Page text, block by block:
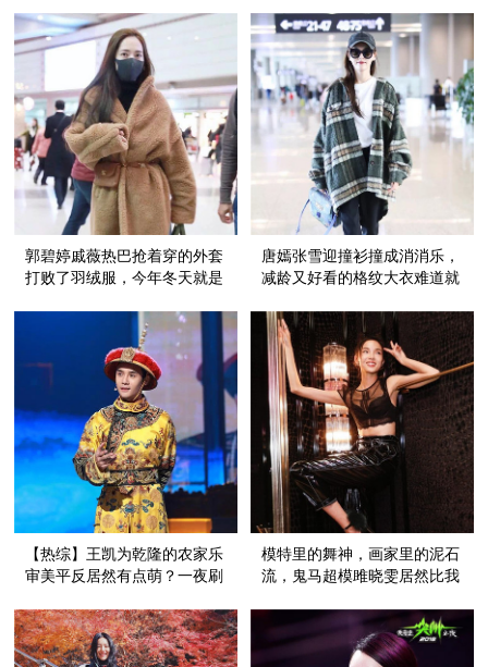
郭碧婷戚薇热巴抢着穿的外套
打败了羽绒服，今年冬天就是
唐嫣张雪迎撞衫撞成消消乐，
减龄又好看的格纹大衣难道就
【热综】王凯为乾隆的农家乐
审美平反居然有点萌？一夜刷
明星！
模特里的舞神，画家里的泥石
流，鬼马超模雎晓雯居然比我